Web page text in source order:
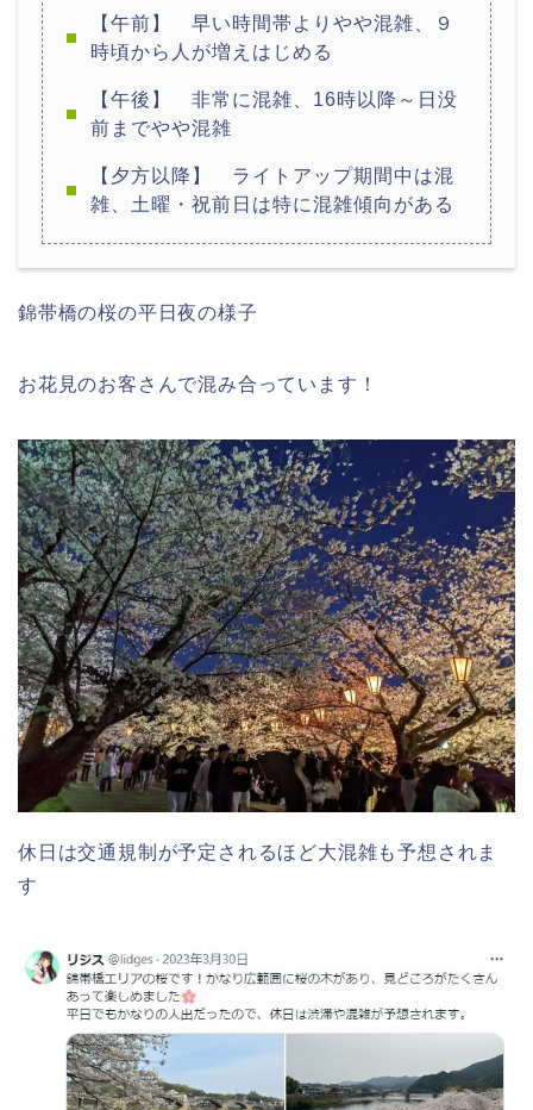
【午前】 早い時間帯よりやや混雑、９
時頃から人が増えはじめる
【午後】 非常に混雑、16時以降～日没
前までやや混雑
【夕方以降】 ライトアップ期間中は混
雑、土曜・祝前日は特に混雑傾向がある
錦帯橋の桜の平日夜の様子
お花見のお客さんで混み合っています！
休日は交通規制が予定されるほど大混雑も予想されま
す